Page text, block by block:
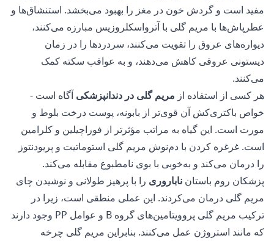
مفید است و گردش خون در مغز را بهبود می‌بخشد. استنشاق‌ها و
عطرپاش‌ها با مریم گلی با آترواسکلروزیس مبارزه می‌کنند،
دیواره‌های عروق را تقویت می‌کنند، سردردها را در زمان
دیستونی عروقی کاهش می‌دهند، و به عواقب سکته کمک
می‌کنند.
هر کسی از استفاده از مریم گلی در دندانپزشکی آگاه است -
خواص باکتری‌کش آن قوی‌تر از بابونه، پوست درخت بلوط و
مورت است. این گیاه به مراتب مؤثرتر از فوراچیلین و کلرامین
است. غرغره کردن با دم‌نوش مریم گلی استوماتیت و پریودنتوز
را درمان می‌کند و به‌خوبی با بوی نامطبوع مقابله می‌کند.
پزشکان روم باستان ناباروری را با پرهیز طولانی و نوشیدن چای
مریم گلی درمان می‌کردند. این عملی منطقی است، زیرا در
ترکیب مریم گلی
پروویتامین‌های گروه B و عوامل PP وجود دارند
که مانند استروژن عمل می‌کنند. بنابراین مریم گلی چرخه